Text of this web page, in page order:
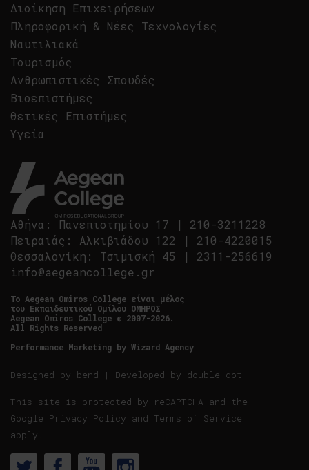
Αθήνα : Πανεπιστημίου 17 | 210-3211228
Πειραιάς : Αλκιβιάδου 122 | 210-4220015
Θεσσαλονίκη : Τσιμισκή 45 | 2311-256619
info@aegeancollege.gr
Tο Aegean Omiros College είναι μέλος
του Εκπαιδευτικού Ομίλου ΟΜΗΡΟΣ
Aegean Omiros College © 2007-2026.
All Rights Reserved
Performance Marketing by Wizard Agency
Designed by bend | Developed by double dot
This site is protected by reCAPTCHA and the
Google Privacy Policy and Terms of Service
apply.
Διοίκηση Επιχειρήσεων
Πληροφορική & Νέες Τεχνολογίες
Ναυτιλιακά
Τουρισμός
Ανθρωπιστικές Σπουδές
Βιοεπιστήμες
Θετικές Επιστήμες
Υγεία